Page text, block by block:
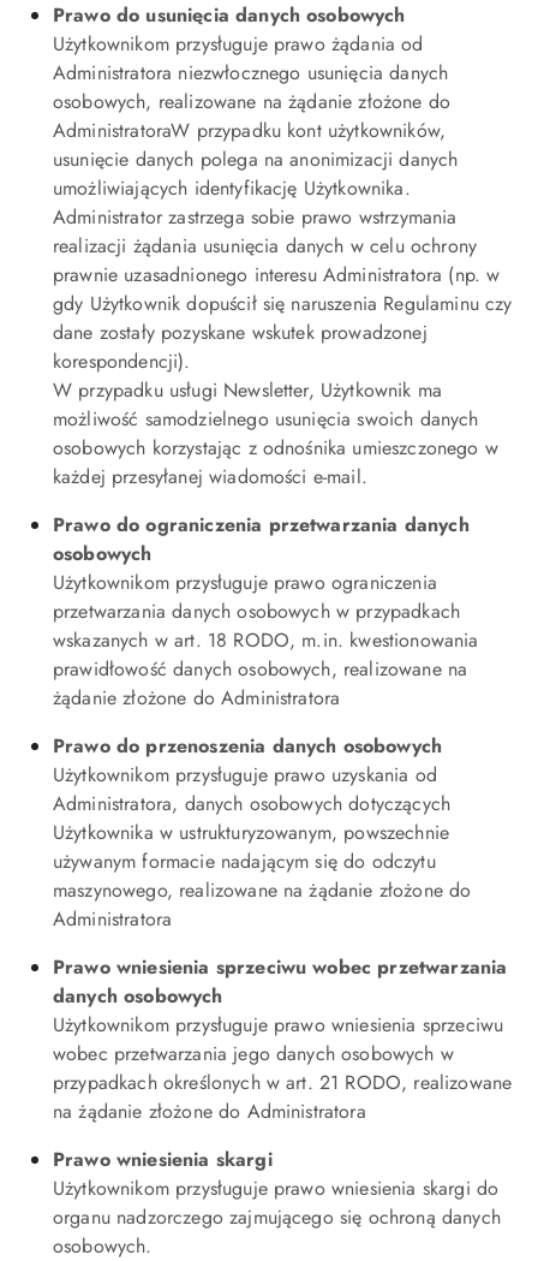
Prawo do usunięcia danych osobowych
Użytkownikom przysługuje prawo żądania od
Administratora niezwłocznego usunięcia danych
osobowych, realizowane na żądanie złożone do
AdministratoraW przypadku kont użytkowników,
usunięcie danych polega na anonimizacji danych
umożliwiających identyfikację Użytkownika.
Administrator zastrzega sobie prawo wstrzymania
realizacji żądania usunięcia danych w celu ochrony
prawnie uzasadnionego interesu Administratora (np. w
gdy Użytkownik dopuścił się naruszenia Regulaminu czy
dane zostały pozyskane wskutek prowadzonej
korespondencji).
W przypadku usługi Newsletter, Użytkownik ma
możliwość samodzielnego usunięcia swoich danych
osobowych korzystając z odnośnika umieszczonego w
każdej przesyłanej wiadomości e-mail.
Prawo do ograniczenia przetwarzania danych
osobowych
Użytkownikom przysługuje prawo ograniczenia
przetwarzania danych osobowych w przypadkach
wskazanych w art. 18 RODO, m.in. kwestionowania
prawidłowość danych osobowych, realizowane na
żądanie złożone do Administratora
Prawo do przenoszenia danych osobowych
Użytkownikom przysługuje prawo uzyskania od
Administratora, danych osobowych dotyczących
Użytkownika w ustrukturyzowanym, powszechnie
używanym formacie nadającym się do odczytu
maszynowego, realizowane na żądanie złożone do
Administratora
Prawo wniesienia sprzeciwu wobec przetwarzania
danych osobowych
Użytkownikom przysługuje prawo wniesienia sprzeciwu
wobec przetwarzania jego danych osobowych w
przypadkach określonych w art. 21 RODO, realizowane
na żądanie złożone do Administratora
Prawo wniesienia skargi
Użytkownikom przysługuje prawo wniesienia skargi do
organu nadzorczego zajmującego się ochroną danych
osobowych.